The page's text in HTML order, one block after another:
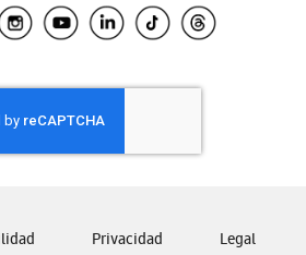
El Salvador
Honduras
Nicaragua
Panamá
Venezuela
Privacidad Legal